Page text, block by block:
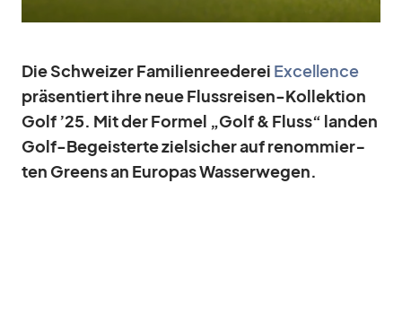
Die Schwei­zer Fa­mi­li­en­ree­de­rei Ex­cel­lence
prä­sen­tiert ihre neue Fluss­rei­sen-Kol­lek­tion
Golf ’25. Mit der For­mel „Golf & Fluss“ lan­den
Golf-Be­geis­terte ziel­si­cher auf re­nom­mier­
ten Greens an Eu­ro­pas Was­ser­we­gen.